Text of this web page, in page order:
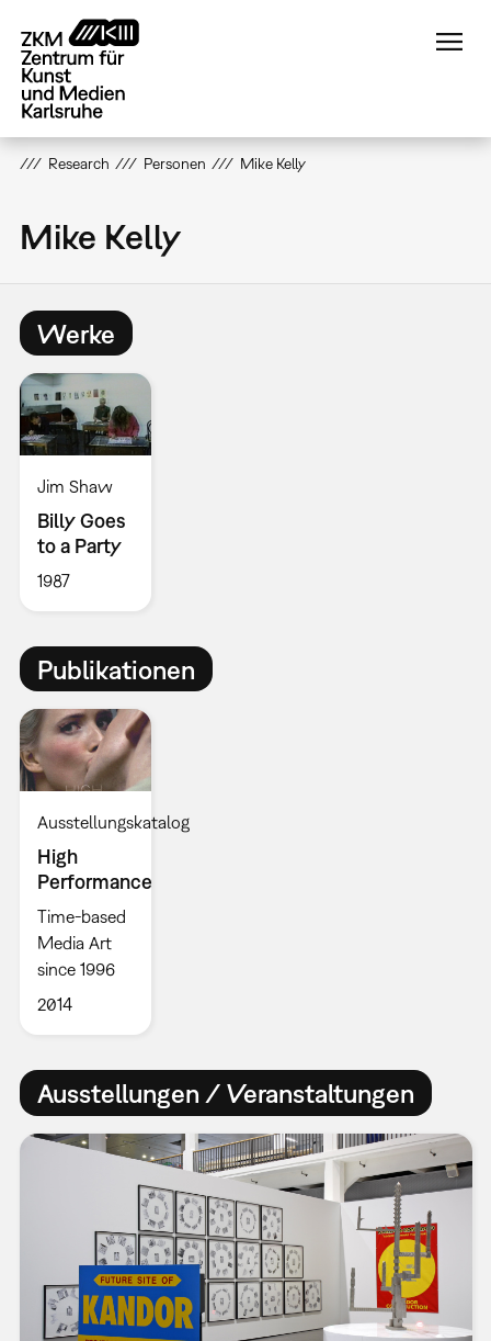
zum
Inhalt
Research Personen Mike Kelly
Mike Kelly
Werke
Jim Shaw
Billy Goes
to a Party
1987
Publikationen
Ausstellungskatalog
High
Performance
Time-based
Media Art
since 1996
2014
Ausstellungen / Veranstaltungen